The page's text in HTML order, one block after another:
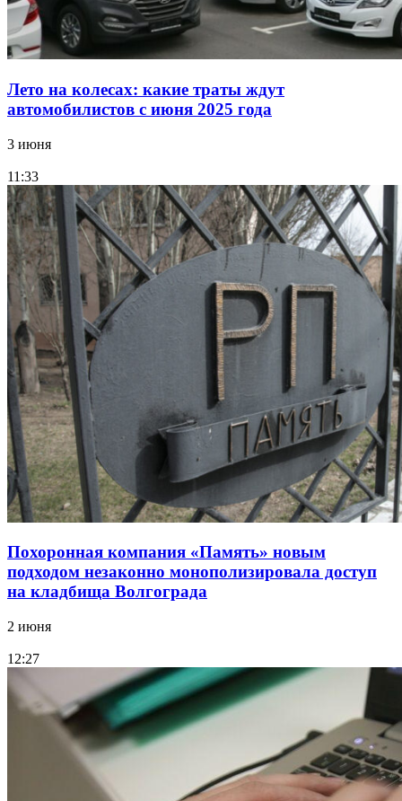
Лето на колесах: какие траты ждут
автомобилистов с июня 2025 года
3 июня
11:33
Похоронная компания «Память» новым
подходом незаконно монополизировала доступ
на кладбища Волгограда
2 июня
12:27